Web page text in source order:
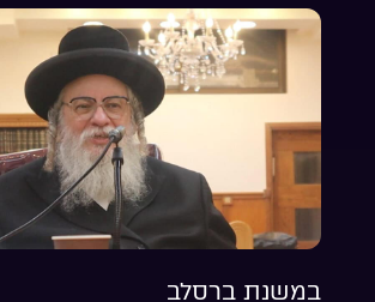
במשנת ברסלב